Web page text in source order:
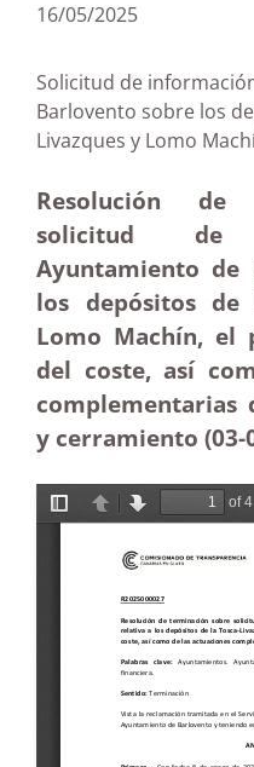
16/05/2025
Solicitud de
Barlovento sobre los
Livazques y Lomo
Resolución de
solicitud de
Ayuntamiento
los depósitos de
Lomo Machín, el
del coste, así
complementarias
y cerramiento (03-